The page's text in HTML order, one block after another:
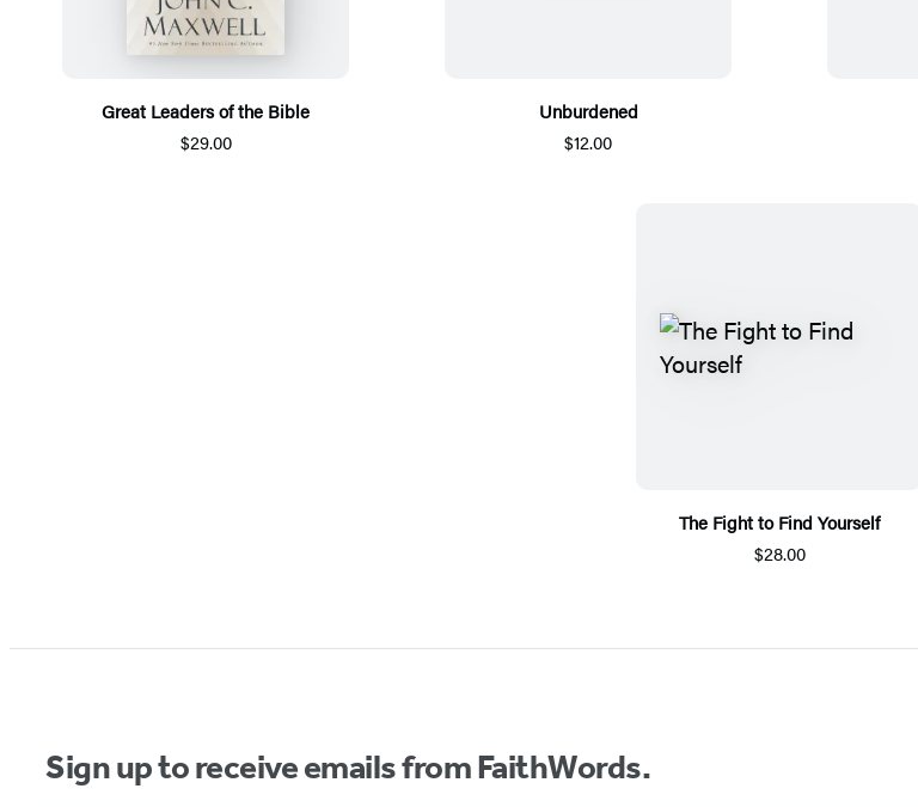
Great Leaders of the Bible
$29.00
Unburdened
$12.00
The Fight to Find Yourself
$28.00
Sign up to receive emails from FaithWords.